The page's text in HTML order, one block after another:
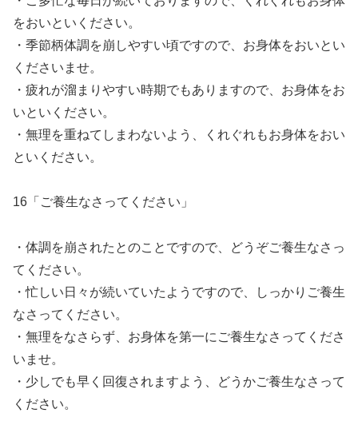
をおいといください。
・季節柄体調を崩しやすい頃ですので、お身体をおいとい
くださいませ。
・疲れが溜まりやすい時期でもありますので、お身体をお
いといください。
・無理を重ねてしまわないよう、くれぐれもお身体をおい
といください。
16「ご養生なさってください」
・体調を崩されたとのことですので、どうぞご養生なさっ
てください。
・忙しい日々が続いていたようですので、しっかりご養生
なさってください。
・無理をなさらず、お身体を第一にご養生なさってくださ
いませ。
・少しでも早く回復されますよう、どうかご養生なさって
ください。